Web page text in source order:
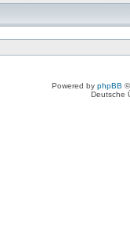
Powered by phpBB
Deutsche